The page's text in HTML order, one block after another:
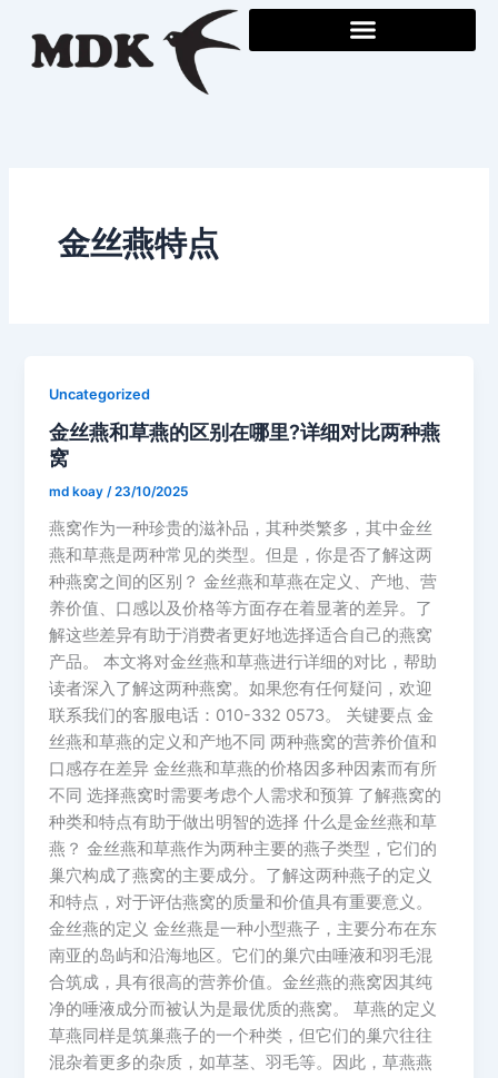
content
金丝燕特点
Uncategorized
金丝燕和草燕的区别在哪里?详细对比两种燕
窝
md koay/23/10/2025
燕窝作为一种珍贵的滋补品，其种类繁多，其中金丝
燕和草燕是两种常见的类型。但是，你是否了解这两
种燕窝之间的区别？ 金丝燕和草燕在定义、产地、营
养价值、口感以及价格等方面存在着显著的差异。了
解这些差异有助于消费者更好地选择适合自己的燕窝
产品。 本文将对金丝燕和草燕进行详细的对比，帮助
读者深入了解这两种燕窝。如果您有任何疑问，欢迎
联系我们的客服电话：010-332 0573。 关键要点 金
丝燕和草燕的定义和产地不同 两种燕窝的营养价值和
口感存在差异 金丝燕和草燕的价格因多种因素而有所
不同 选择燕窝时需要考虑个人需求和预算 了解燕窝的
种类和特点有助于做出明智的选择 什么是金丝燕和草
燕？ 金丝燕和草燕作为两种主要的燕子类型，它们的
巢穴构成了燕窝的主要成分。了解这两种燕子的定义
和特点，对于评估燕窝的质量和价值具有重要意义。
金丝燕的定义 金丝燕是一种小型燕子，主要分布在东
南亚的岛屿和沿海地区。它们的巢穴由唾液和羽毛混
合筑成，具有很高的营养价值。金丝燕的燕窝因其纯
净的唾液成分而被认为是最优质的燕窝。 草燕的定义
草燕同样是筑巢燕子的一个种类，但它们的巢穴往往
混杂着更多的杂质，如草茎、羽毛等。因此，草燕燕